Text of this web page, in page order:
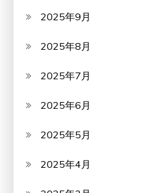
2025年9月
2025年8月
2025年7月
2025年6月
2025年5月
2025年4月